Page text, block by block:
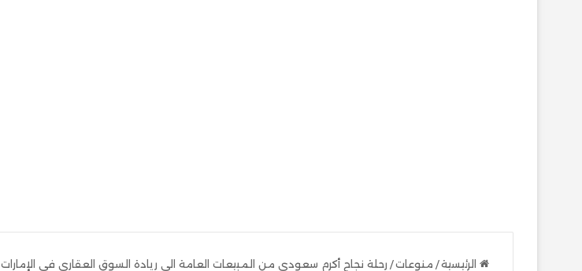
الرئيسية/ منوعات/ رحلة نجاح أكرم سعودي من المبيعات العامة الي ريادة السوق العقاري في الإمارات